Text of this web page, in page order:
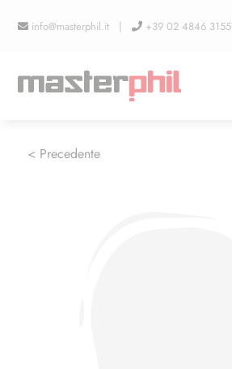
info@masterphil.it | +39 02 4846 3155
< Precedente